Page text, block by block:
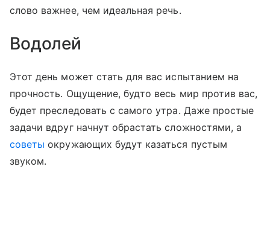
слово важнее, чем идеальная речь.
Водолей
Этот день может стать для вас испытанием на
прочность. Ощущение, будто весь мир против вас,
будет преследовать с самого утра. Даже простые
задачи вдруг начнут обрастать сложностями, а
советы окружающих будут казаться пустым
звуком.